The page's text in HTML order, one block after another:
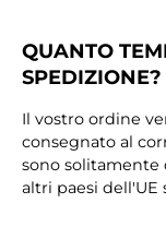
QUANTO
SPEDIZIONE?
Il vostro ordine
consegnato al
sono solitamente
altri paesi dell'UE